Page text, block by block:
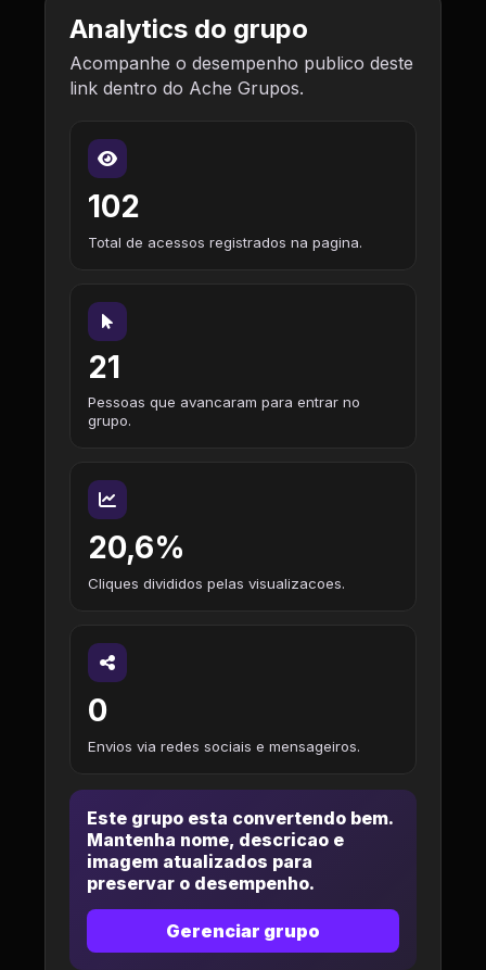
Analytics do grupo
Acompanhe o desempenho publico deste
link dentro do Ache Grupos.
102
Total de acessos registrados na pagina.
21
Pessoas que avancaram para entrar no
grupo.
20,6%
Cliques divididos pelas visualizacoes.
0
Envios via redes sociais e mensageiros.
Este grupo esta convertendo bem.
Mantenha nome, descricao e
imagem atualizados para
preservar o desempenho.
Gerenciar grupo